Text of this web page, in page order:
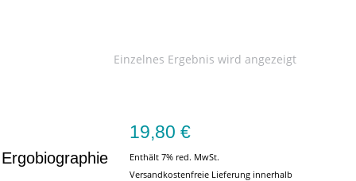
Einzelnes Ergebnis wird angezeigt
19,80 €
Enthält 7% red. MwSt.
Versandkostenfreie Lieferung innerhalb